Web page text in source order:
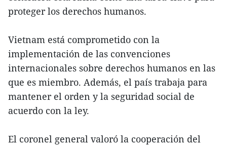
proteger los derechos humanos.
Vietnam está comprometido con la
implementación de las convenciones
internacionales sobre derechos humanos en las
que es miembro. Además, el país trabaja para
mantener el orden y la seguridad social de
acuerdo con la ley.
El coronel general valoró la cooperación del